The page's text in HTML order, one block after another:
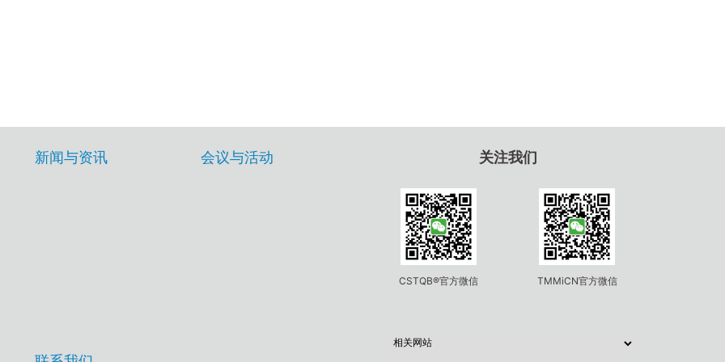
新闻与资讯 会议与活动 关注我们
CSTQB®官方微信 TMMiCN官方微信